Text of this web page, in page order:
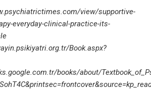
view/supportive-
everyday-clinical-practice-its-
Book.aspx?
books/about/